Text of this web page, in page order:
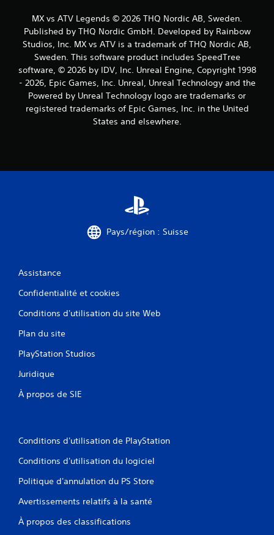
MX vs ATV Legends © 2026 THQ Nordic AB, Sweden.
Published by THQ Nordic GmbH. Developed by Rainbow
Studios, Inc. MX vs ATV is a trademark of THQ Nordic AB,
Sweden. This software product includes SpeedTree
software, © 2026 by IDV, Inc. Unreal Engine, Copyright 1998
- 2026, Epic Games, Inc. Unreal, Unreal Technology and the
Powered by Unreal Technology logo are trademarks or
registered trademarks of Epic Games, Inc. in the United
States and elsewhere.
Pays/région : Suisse
Assistance
Confidentialité et cookies
Conditions d'utilisation du site Web
Plan du site
PlayStation Studios
Juridique
À propos de SIE
Conditions d'utilisation de PlayStation
Conditions d'utilisation du logiciel
Politique d'annulation du PS Store
Avertissements relatifs à la santé
À propos des classifications